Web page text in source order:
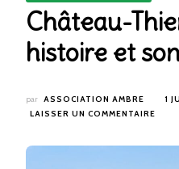
Château-
histoire et
par ASSOCIATION AMBRE
1
LAISSER UN COMMENTAIRE